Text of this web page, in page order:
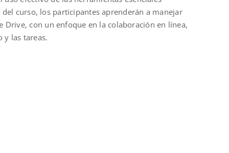
curso, los participantes aprenderán a manejar
Drive, con un enfoque en la colaboración en línea,
y las tareas.